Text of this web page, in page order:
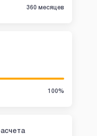
360 месяцев
100%